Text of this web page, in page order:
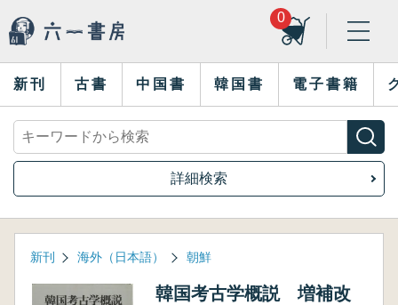
0
新刊 古書 中国書 韓国書 電子書籍
詳細検索
新刊 海外（日本語） 朝鮮
韓国考古学概説 増補改